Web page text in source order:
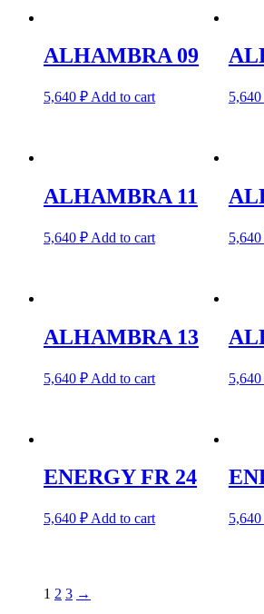
ALHAMBRA 09
5,640 ₽ Add to cart 5,640
ALHAMBRA 11
5,640 ₽ Add to cart 5,640
ALHAMBRA 13
5,640 ₽ Add to cart 5,640
ENERGY FR 24
5,640 ₽ Add to cart 5,640
1 2 3 →